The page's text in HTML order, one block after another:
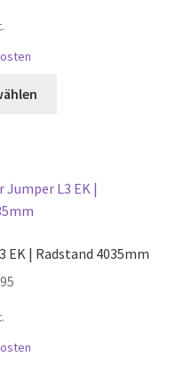
auf.
können
EK | Radstand 4035mm